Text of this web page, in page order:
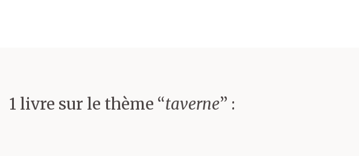
1 livre sur le thème “taverne” :